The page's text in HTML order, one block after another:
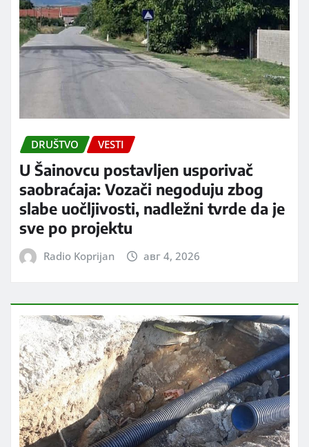
DRUŠTVO VESTI
U Šainovcu postavljen usporivač
saobraćaja: Vozači negoduju zbog
slabe uočljivosti, nadležni tvrde da je
sve po projektu
Radio Koprijan авг 4, 2026